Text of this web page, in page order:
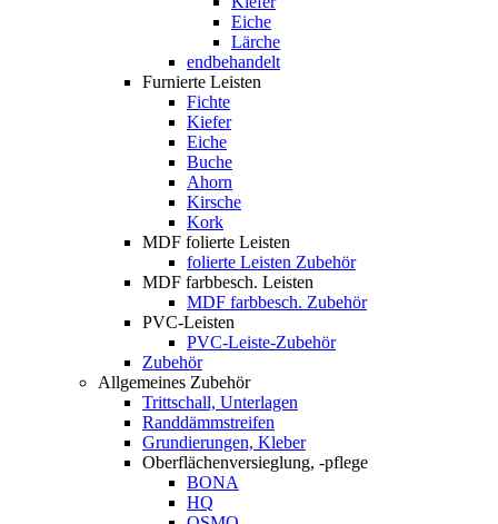
Eiche
Lärche
endbehandelt
Furnierte Leisten
Fichte
Kiefer
Eiche
Buche
Ahorn
Kirsche
Kork
MDF folierte Leisten
folierte Leisten Zubehör
MDF farbbesch. Leisten
MDF farbbesch. Zubehör
PVC-Leisten
PVC-Leiste-Zubehör
Zubehör
Allgemeines Zubehör
Trittschall, Unterlagen
Randdämmstreifen
Grundierungen, Kleber
Oberflächenversieglung, -pflege
BONA
HQ